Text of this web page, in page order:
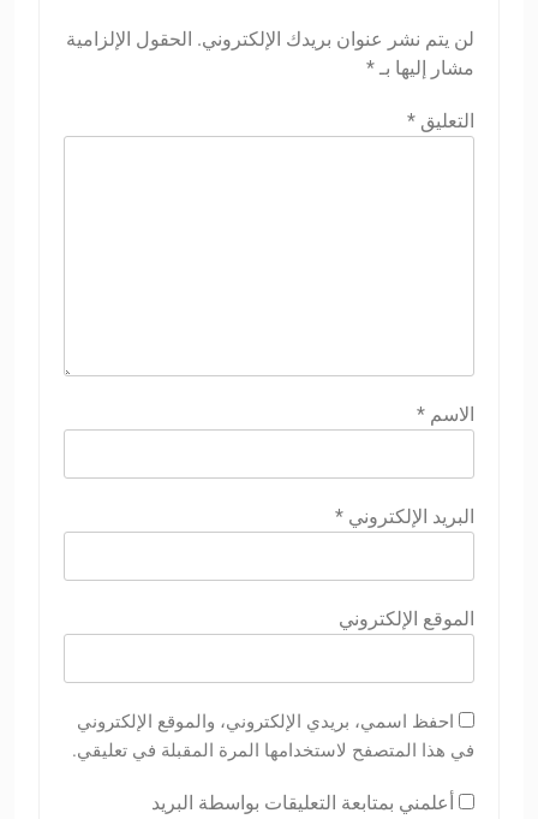
لن يتم نشر عنوان بريدك الإلكتروني. الحقول الإلزامية
مشار إليها بـ *
التعليق *
الاسم *
البريد الإلكتروني *
الموقع الإلكتروني
احفظ اسمي، بريدي الإلكتروني، والموقع الإلكتروني
في هذا المتصفح لاستخدامها المرة المقبلة في تعليقي.
أعلمني بمتابعة التعليقات بواسطة البريد